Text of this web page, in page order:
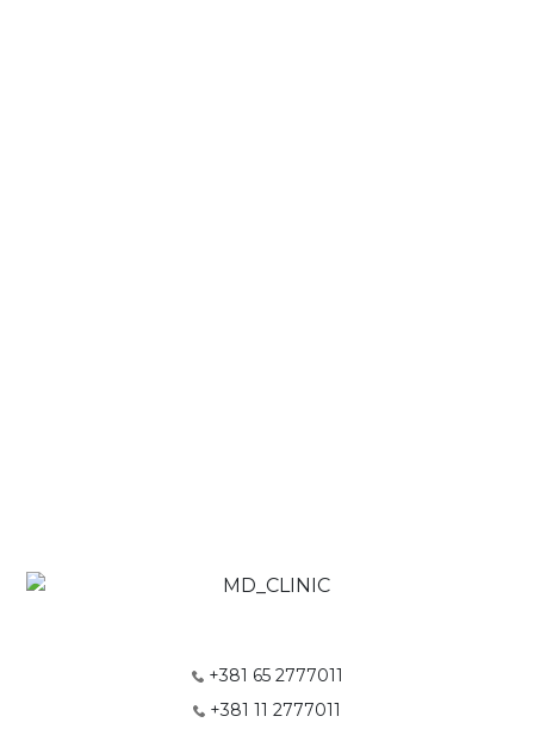
+381 65 2777011
+381 11 2777011